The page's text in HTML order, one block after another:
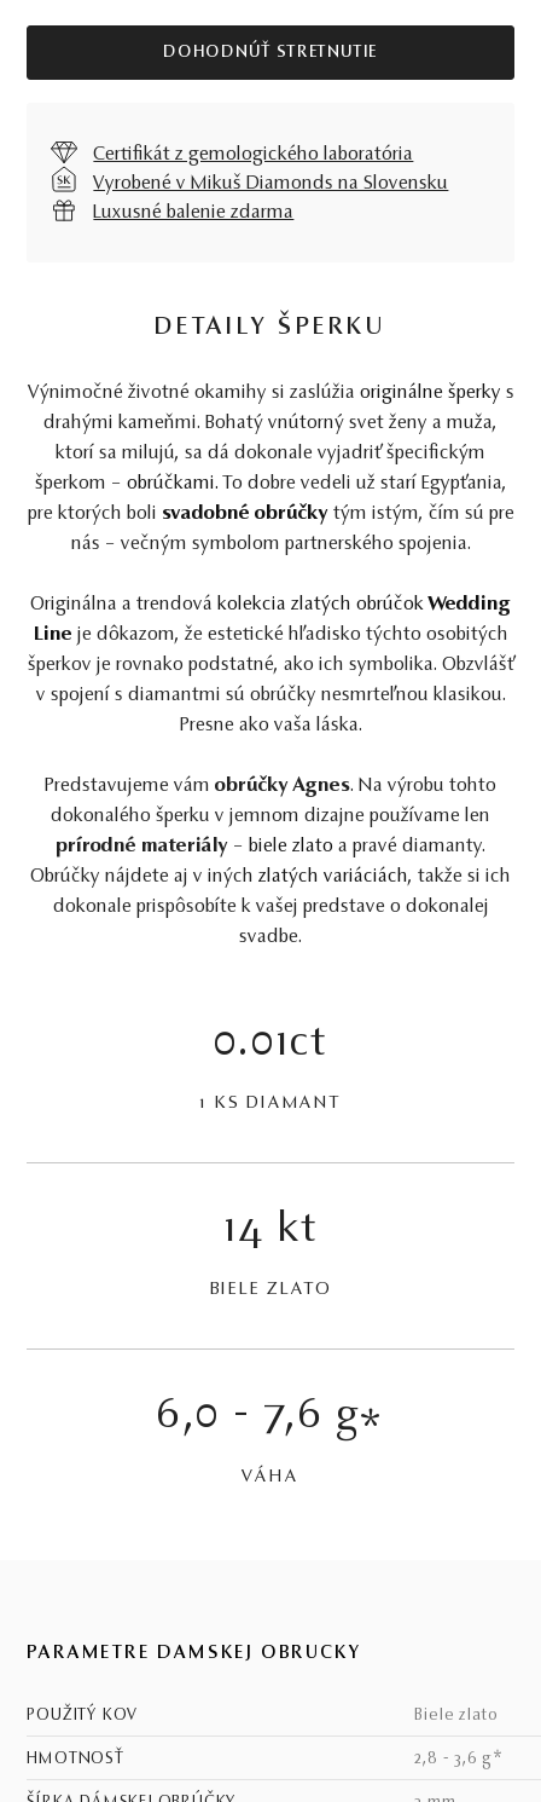
DOHODNÚŤ STRETNUTIE
Certifikát z gemologického laboratória
Vyrobené v Mikuš Diamonds na Slovensku
Luxusné balenie zdarma
DETAILY ŠPERKU
Výnimočné životné okamihy si zaslúžia originálne šperky s
drahými kameňmi. Bohatý vnútorný svet ženy a muža,
ktorí sa milujú, sa dá dokonale vyjadriť špecifickým
šperkom – obrúčkami. To dobre vedeli už starí Egypťania,
pre ktorých boli svadobné obrúčkytým istým, čím sú pre
nás – večným symbolom partnerského spojenia.
Originálna a trendová kolekcia zlatých obrúčokWedding
Line je dôkazom, že estetické hľadisko týchto osobitých
šperkov je rovnako podstatné, ako ich symbolika. Obzvlášť
v spojení s diamantmi sú obrúčky nesmrteľnou klasikou.
Presne ako vaša láska.
Predstavujeme vám obrúčky Agnes. Na výrobu tohto
dokonalého šperku v jemnom dizajne používame len
prírodné materiály – biele zlato a pravé diamanty.
Obrúčky nájdete aj v iných zlatých variáciách, takže si ich
dokonale prispôsobíte k vašej predstave o dokonalej
svadbe.
0.01ct
1 KS DIAMANT
14 kt
BIELE ZLATO
6,0 - 7,6 g*
VÁHA
PARAMETRE DÁMSKEJ OBRÚČKY
POUŽITÝ KOV biele zlato
HMOTNOSŤ 2,8 - 3,6 g*